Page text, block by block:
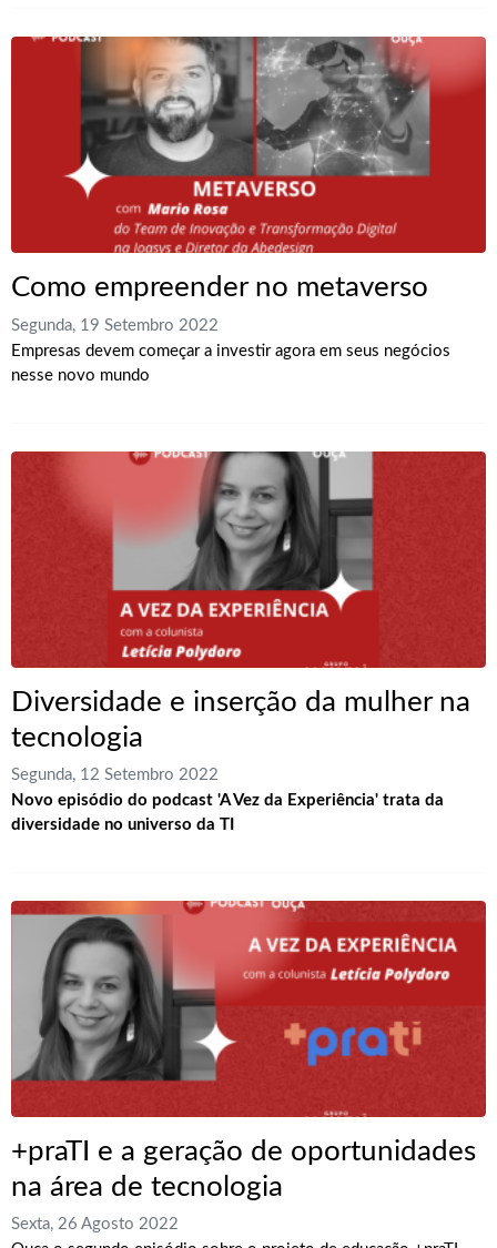
Como empreender no metaverso
Segunda, 19 Setembro 2022
Empresas devem começar a investir agora em seus negócios
nesse novo mundo
Diversidade e inserção da mulher na
tecnologia
Segunda, 12 Setembro 2022
Novo episódio do podcast 'A Vez da Experiência' trata da
diversidade no universo da TI
+praTI e a geração de oportunidades
na área de tecnologia
Sexta, 26 Agosto 2022